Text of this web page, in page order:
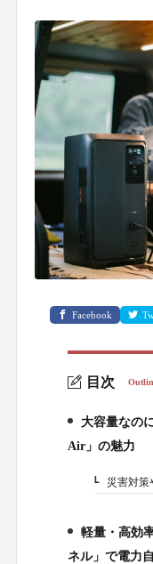
Facebook
目次
1.
大容量なの
Air」の魅力
1-1.災害対策
2.
軽量・高効
ネル」で電力